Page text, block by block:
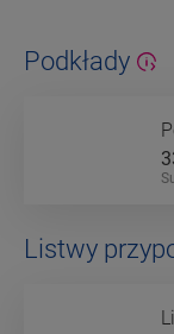
Podkłady
Listwy